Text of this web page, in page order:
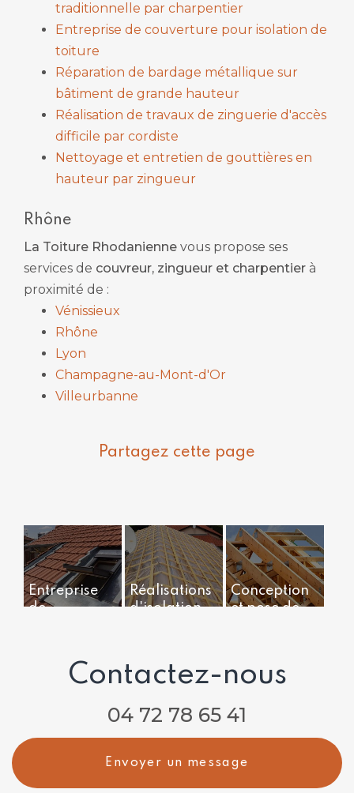
traditionnelle par charpentier
Entreprise de couverture pour isolation de
toiture
Réparation de bardage métallique sur
bâtiment de grande hauteur
Réalisation de travaux de zinguerie d'accès
difficile par cordiste
Nettoyage et entretien de gouttières en
hauteur par zingueur
Rhône
La Toiture Rhodanienne vous propose ses
services de couvreur, zingueur et charpentier à
proximité de :
Vénissieux
Rhône
Lyon
Champagne-au-Mont-d'Or
Villeurbanne
Entreprise
de
travaux de
Réalisations
d'isolation
Conception
et pose de
Contactez-nous
04 72 78 65 41
Envoyer un message